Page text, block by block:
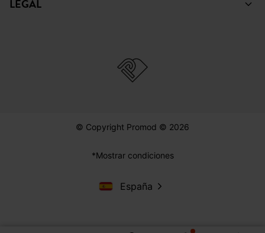
LEGAL
© Copyright Promod © 2026
*Mostrar condiciones
España